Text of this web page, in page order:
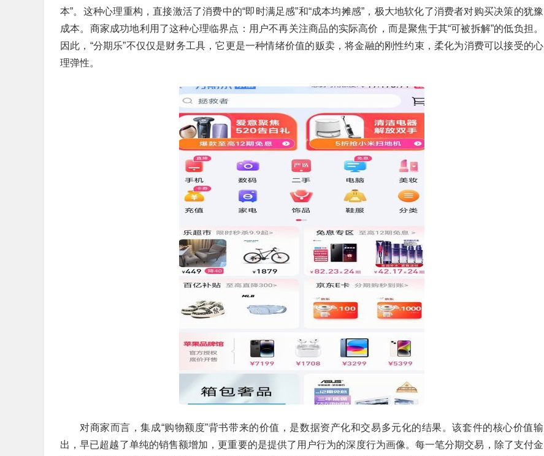
本”。这种心理重构，直接激活了消费中的“即时满足感”和“成本均摊感”，极大地软化了消费者对购买决策的犹豫
成本。商家成功地利用了这种心理临界点：用户不再关注商品的实际高价，而是聚焦于其“可被拆解”的低负担。
因此，“分期乐”不仅仅是财务工具，它更是一种情绪价值的贩卖，将金融的刚性约束，柔化为消费可以接受的心
理弹性。
对商家而言，集成“购物额度”背书带来的价值，是数据资产化和交易多元化的结果。该套件的核心价值输
出，早已超越了单纯的销售额增加，更重要的是提供了用户行为的深度行为画像。每一笔分期交易，除了支付金